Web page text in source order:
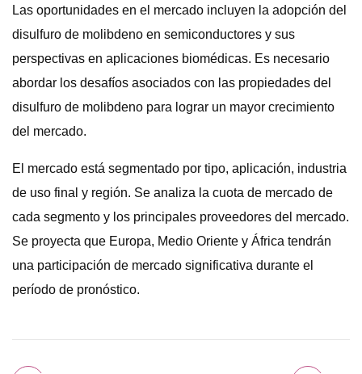
Las oportunidades en el mercado incluyen la adopción del
disulfuro de molibdeno en semiconductores y sus
perspectivas en aplicaciones biomédicas. Es necesario
abordar los desafíos asociados con las propiedades del
disulfuro de molibdeno para lograr un mayor crecimiento
del mercado.
El mercado está segmentado por tipo, aplicación, industria
de uso final y región. Se analiza la cuota de mercado de
cada segmento y los principales proveedores del mercado.
Se proyecta que Europa, Medio Oriente y África tendrán
una participación de mercado significativa durante el
período de pronóstico.